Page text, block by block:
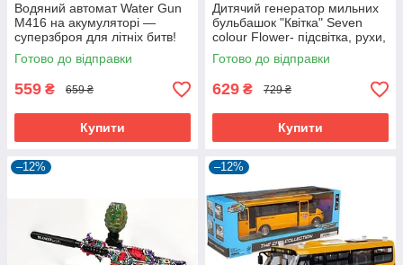
Водяний автомат Water Gun
M416 на акумуляторі —
суперзброя для літніх битв!
Готово до відправки
559 ₴ 659 ₴
Купити
Дитячий генератор мильних
бульбашок "Квітка" Seven
colour Flower- підсвітка, рухи,
акумулятор
Готово до відправки
629 ₴ 729 ₴
Купити
–12% –12%